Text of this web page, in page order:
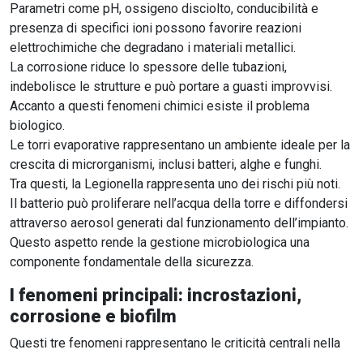
Parametri come pH, ossigeno disciolto, conducibilità e
presenza di specifici ioni possono favorire reazioni
elettrochimiche che degradano i materiali metallici.
La corrosione riduce lo spessore delle tubazioni,
indebolisce le strutture e può portare a guasti improvvisi.
Accanto a questi fenomeni chimici esiste il problema
biologico.
Le torri evaporative rappresentano un ambiente ideale per la
crescita di microrganismi, inclusi batteri, alghe e funghi.
Tra questi, la Legionella rappresenta uno dei rischi più noti.
Il batterio può proliferare nell’acqua della torre e diffondersi
attraverso aerosol generati dal funzionamento dell’impianto.
Questo aspetto rende la gestione microbiologica una
componente fondamentale della sicurezza.
I fenomeni principali: incrostazioni,
corrosione e biofilm
Questi tre fenomeni rappresentano le criticità centrali nella